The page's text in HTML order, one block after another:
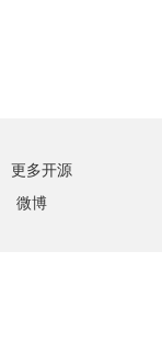
更多开源
微博